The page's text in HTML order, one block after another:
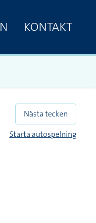
KONTAKT
Nästa tecken
Starta autospelning